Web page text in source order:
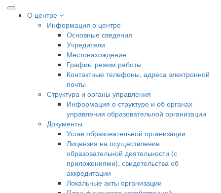
О центре
Информация о центре
Основные сведения
Учредители
Местонахождение
График, режим работы
Контактные телефоны, адреса электронной
почты
Структура и органы управления
Информация о структуре и об органах
управления образовательной организации
Документы
Устав образовательной организации
Лицензия на осуществление
образовательной деятельности (с
приложениями), свидетельства об
аккредитации
Локальные акты организации